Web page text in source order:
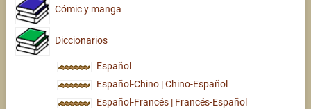
Cómic y manga
Diccionarios
Español
Español-Chino | Chino-Español
Español-Francés | Francés-Español